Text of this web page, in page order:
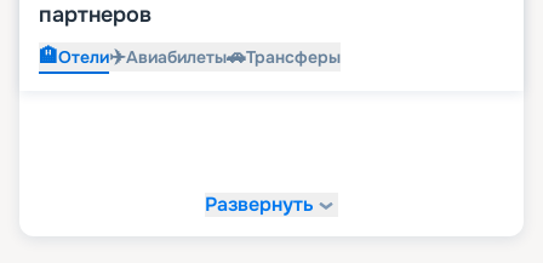
партнеров
🏨Отели✈️Авиабилеты🚗Трансферы
Развернуть